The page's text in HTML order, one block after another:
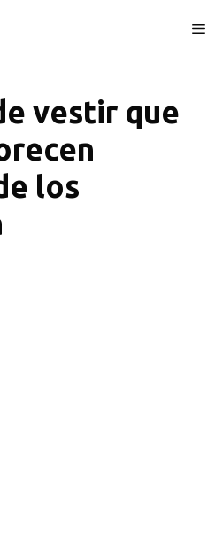
vestir que
los